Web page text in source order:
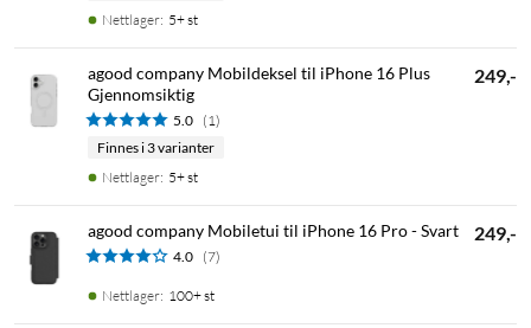
Nettlager: 5+ st
agood company Mobildeksel til iPhone 16 Plus
Gjennomsiktig
5.0 (1)
Finnes i 3 varianter
249,-
Nettlager: 5+ st
agood company Mobiletui til iPhone 16 Pro - Svart
4.0 (7)
249,-
Nettlager: 100+ st